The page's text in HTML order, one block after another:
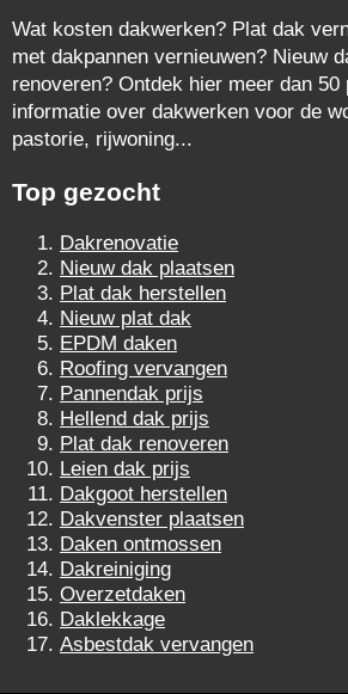
Wat kosten dakwerken? Plat dak
met dakpannen vernieuwen? Nieuw
renoveren? Ontdek hier meer dan 50
informatie over dakwerken voor de
pastorie, rijwoning...
Top gezocht
Dakrenovatie
Nieuw dak plaatsen
Plat dak herstellen
Nieuw plat dak
EPDM daken
Roofing vervangen
Pannendak prijs
Hellend dak prijs
Plat dak renoveren
Leien dak prijs
Dakgoot herstellen
Dakvenster plaatsen
Daken ontmossen
Dakreiniging
Overzetdaken
Daklekkage
Asbestdak vervangen